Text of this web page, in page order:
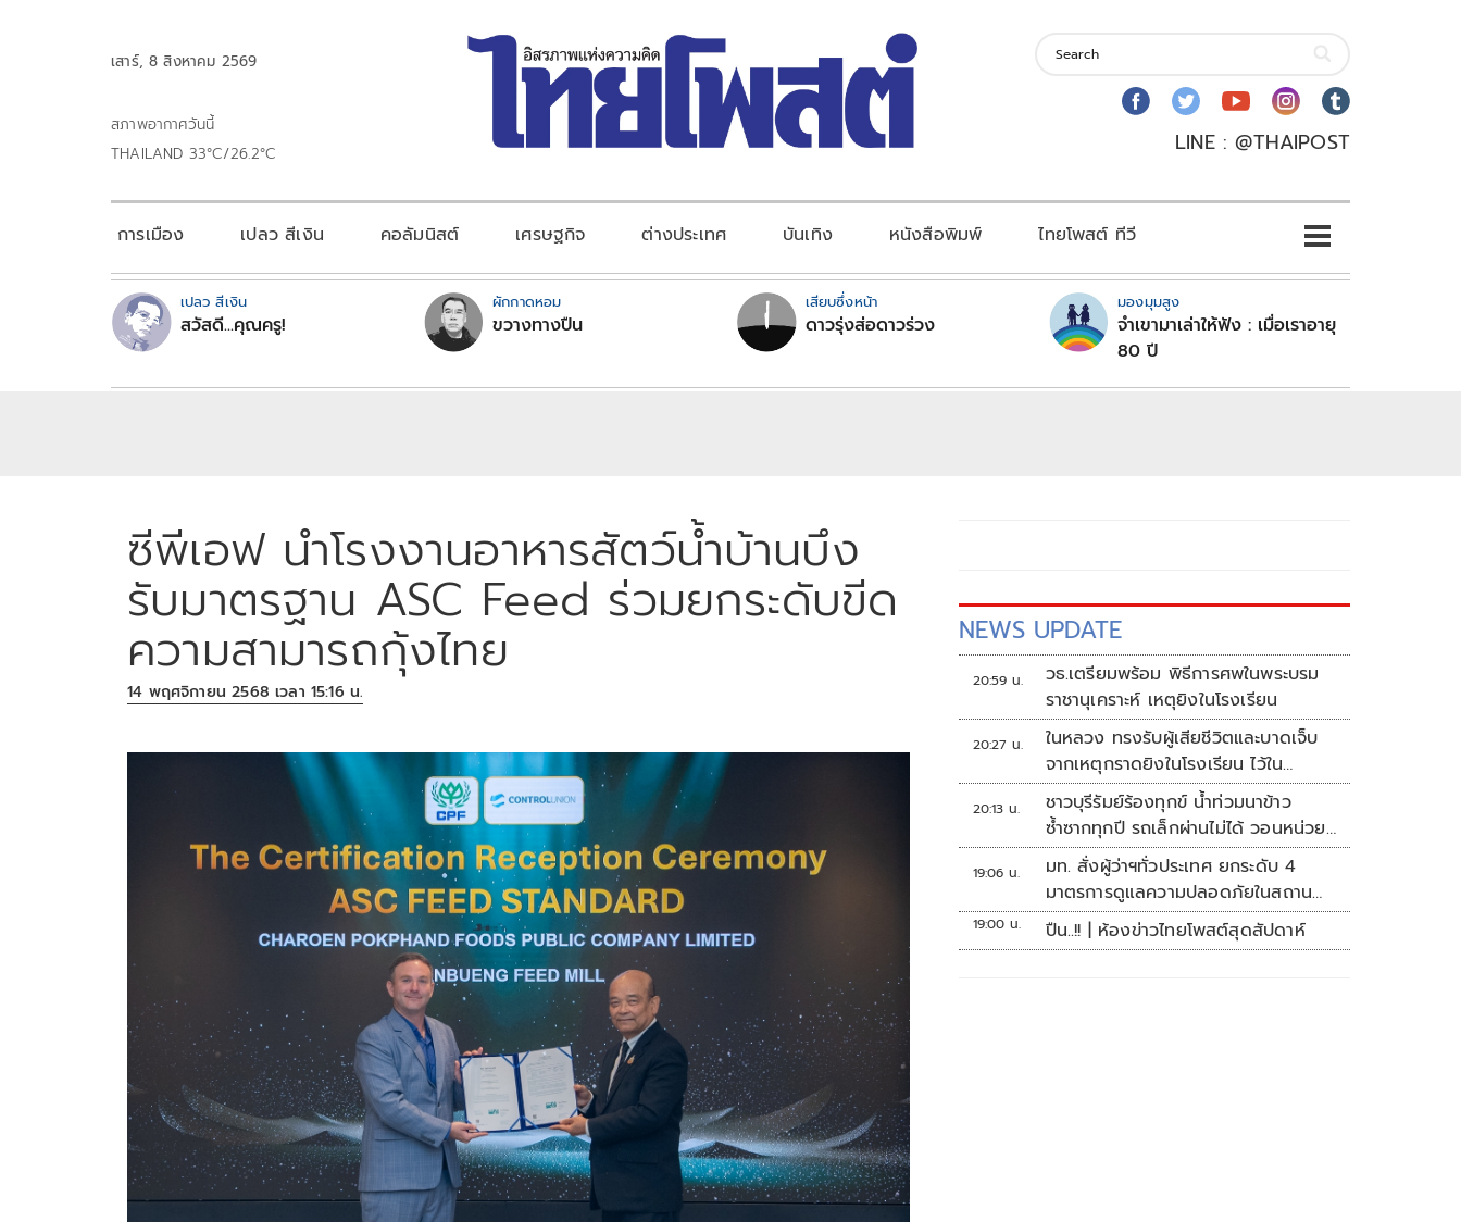
เสาร์, 8 สิงหาคม 2569
สภาพอากาศวันนี้
THAILAND 33°C/26.2°C
LINE : @THAIPOST
การเมือง เปลว สีเงิน คอลัมนิสต์ เศรษฐกิจ ต่างประเทศ บันเทิง หนังสือพิมพ์ ไทยโพสต์ ทีวี
เปลว สีเงิน
สวัสดี...คุณครู!
ผักกาดหอม
ขวางทางปืน
เสียบซึ่งหน้า
ดาวรุ่งส่อดาวร่วง
มองมุมสูง
จำเขามาเล่าให้ฟัง : เมื่อเราอายุ
80 ปี
ซีพีเอฟ นำโรงงานอาหารสัตว์น้ำบ้านบึง
รับมาตรฐาน ASC Feed ร่วมยกระดับขีด
ความสามารถกุ้งไทย
14 พฤศจิกายน 2568 เวลา 15:16 น.
NEWS UPDATE
20:59 น.
วธ.เตรียมพร้อม พิธีการศพในพระบรม
ราชานุเคราะห์ เหตุยิงในโรงเรียน
20:27 น.
ในหลวง ทรงรับผู้เสียชีวิตและบาดเจ็บ
จากเหตุกราดยิงในโรงเรียน ไว้ใน
พระบรมราชานุเคราะห์
20:13 น.
ชาวบุรีรัมย์ร้องทุกข์ น้ำท่วมนาข้าว
ซ้ำซากทุกปี รถเล็กผ่านไม่ได้ วอนหน่วย
งานเร่งแก้ไข
19:06 น.
มท. สั่งผู้ว่าฯทั่วประเทศ ยกระดับ 4
มาตรการดูแลความปลอดภัยในสถาน
ศึกษา
19:00 น. ปืน..!! | ห้องข่าวไทยโพสต์สุดสัปดาห์